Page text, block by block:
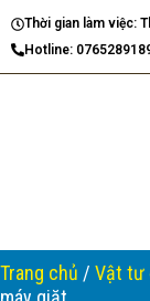
tới
nội
Thời gian làm việc:
Hotline:
Trang chủ / Vật tư